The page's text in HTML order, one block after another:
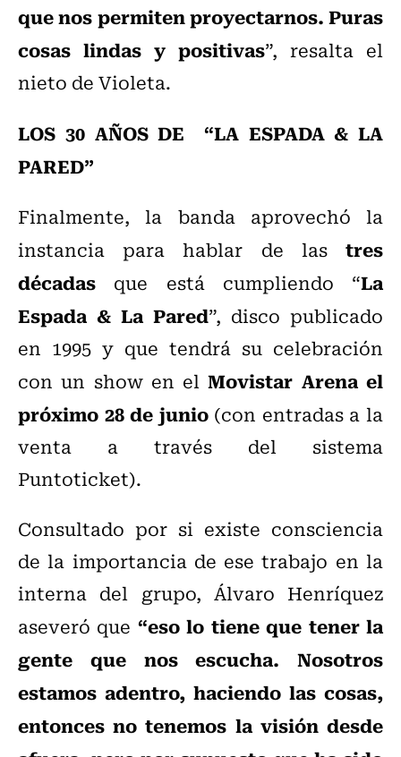
que nos permiten proyectarnos. Puras
cosas lindas y positivas”, resalta el
nieto de Violeta.
LOS 30 AÑOS DE “LA ESPADA & LA
PARED”
Finalmente, la banda aprovechó la
instancia para hablar de las tres
décadas que está cumpliendo “La
Espada & La Pared”, disco publicado
en 1995 y que tendrá su celebración
con un show en elMovistar Arena el
próximo 28 de junio(con entradas a la
venta a través del sistema
Puntoticket).
Consultado por si existe consciencia
de la importancia de ese trabajo en la
interna del grupo, Álvaro Henríquez
aseveró que “eso lo tiene que tener la
gente que nos escucha. Nosotros
estamos adentro, haciendo las cosas,
entonces no tenemos la visión desde